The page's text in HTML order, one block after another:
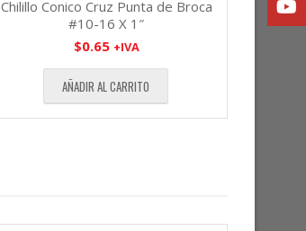
Chilillo Conico Cruz Punta de Broca
#10-16 X 1″
$0.65 +IVA
AÑADIR AL CARRITO